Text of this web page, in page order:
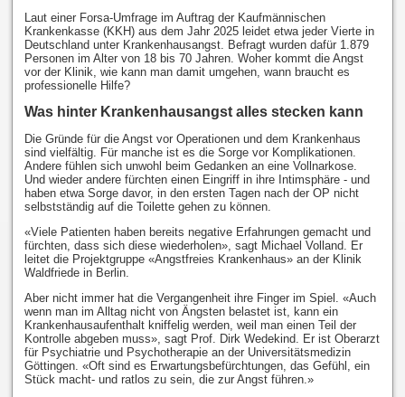
Laut einer Forsa-Umfrage im Auftrag der Kaufmännischen
Krankenkasse (KKH) aus dem Jahr 2025 leidet etwa jeder Vierte in
Deutschland unter Krankenhausangst. Befragt wurden dafür 1.879
Personen im Alter von 18 bis 70 Jahren. Woher kommt die Angst
vor der Klinik, wie kann man damit umgehen, wann braucht es
professionelle Hilfe?
Was hinter Krankenhausangst alles stecken kann
Die Gründe für die Angst vor Operationen und dem Krankenhaus
sind vielfältig. Für manche ist es die Sorge vor Komplikationen.
Andere fühlen sich unwohl beim Gedanken an eine Vollnarkose.
Und wieder andere fürchten einen Eingriff in ihre Intimsphäre - und
haben etwa Sorge davor, in den ersten Tagen nach der OP nicht
selbstständig auf die Toilette gehen zu können.
«Viele Patienten haben bereits negative Erfahrungen gemacht und
fürchten, dass sich diese wiederholen», sagt Michael Volland. Er
leitet die Projektgruppe «Angstfreies Krankenhaus» an der Klinik
Waldfriede in Berlin.
Aber nicht immer hat die Vergangenheit ihre Finger im Spiel. «Auch
wenn man im Alltag nicht von Ängsten belastet ist, kann ein
Krankenhausaufenthalt kniffelig werden, weil man einen Teil der
Kontrolle abgeben muss», sagt Prof. Dirk Wedekind. Er ist Oberarzt
für Psychiatrie und Psychotherapie an der Universitätsmedizin
Göttingen. «Oft sind es Erwartungsbefürchtungen, das Gefühl, ein
Stück macht- und ratlos zu sein, die zur Angst führen.»